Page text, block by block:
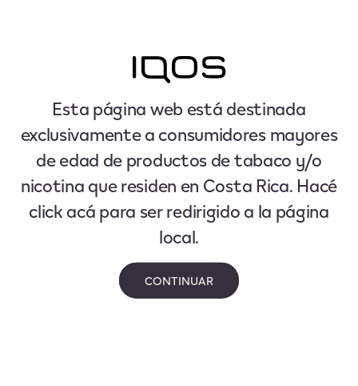
Esta página web está destinada
exclusivamente a consumidores mayores
de edad de productos de tabaco y/o
nicotina que residen en Costa Rica. Hacé
click acá para ser redirigido a la página
local.
CONTINUAR